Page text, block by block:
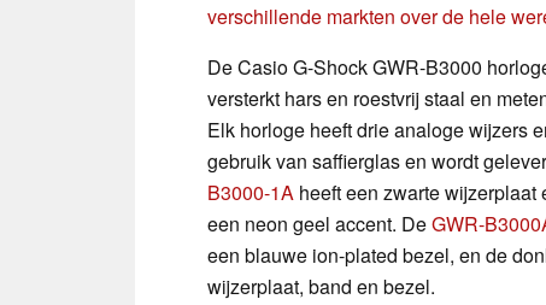
verschillende markten over de hele
De Casio G-Shock GWR-B3000
versterkt hars en roestvrij staal en
Elk horloge heeft drie analoge wijzers
gebruik van saffierglas en wordt
B3000-1A heeft een zwarte
een neon geel accent. DeGWR-
een blauwe ion-plated bezel, en de
wijzerplaat, band en bezel.